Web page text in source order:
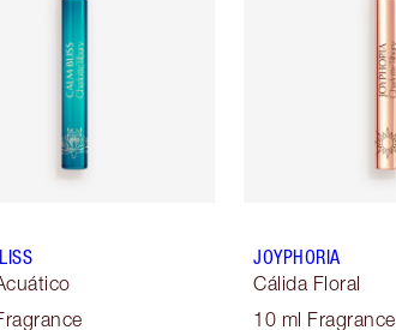
JOYPHORIA
Cálida Floral
10 ml Fragrance